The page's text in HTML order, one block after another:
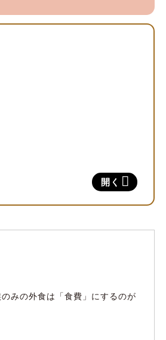
開く
項目8つ
みの外食は「食費」にするのが